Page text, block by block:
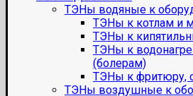
ТЭНы водяные к
ТЭНы к котлам и
ТЭНы к
ТЭНы к
(болерам)
ТЭНы к фритюру,
ТЭНы воздушные к